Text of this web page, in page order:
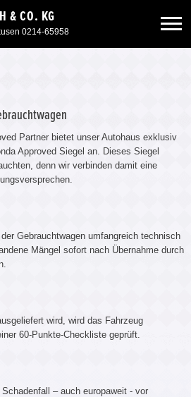
& CO. KG
0214-65958
Partner bietet unser Autohaus exklusiv
Approved Siegel an. Dieses Siegel
denn wir verbinden damit eine
Gebrauchtwagen umfangreich technisch
Mängel sofort nach Übernahme durch
wird, wird das Fahrzeug
60-Punkte-Checkliste geprüft.
– auch europaweit - vor